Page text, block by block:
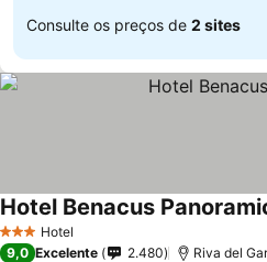
Consulte os preços de 2 sites
3 EstrelasHotel
Hotel Benacus
9,0 Excelente 2.480 Riva del